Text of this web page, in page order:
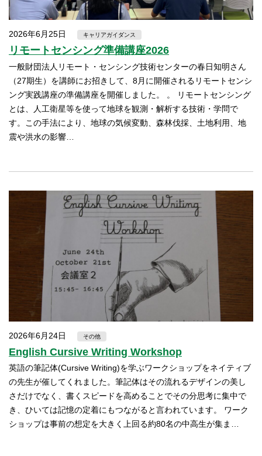
2026年6月25日 キャリアガイダンス
リモートセンシング準備講座2026
一般財団法人リモート・センシング技術センターの春日知明さん
（27期生）を講師にお招きして、8月に開催されるリモートセンシ
ング実践講座の準備講座を開催しました。 。 リモートセンシング
とは、人工衛星等を使って地球を観測・解析する技術・学問で
す。この手法により、地球の気候変動、森林伐採、土地利用、地
震や洪水の影響…
2026年6月24日 その他
English Cursive Writing Workshop
英語の筆記体(Cursive Writing)を学ぶワークショップをネイティブ
の先生が催してくれました。筆記体はその流れるデザインの美し
さだけでなく、書くスピードを高めることでその分思考に集中で
き、ひいては記憶の定着にもつながると言われています。 ワーク
ショップは事前の想定を大きく上回る約80名の中高生が集ま…